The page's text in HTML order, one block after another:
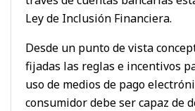
Ley de Inclusión Financiera.
Desde un punto de vista
fijadas las reglas e incentivos
uso de medios de pago
consumidor debe ser capaz de